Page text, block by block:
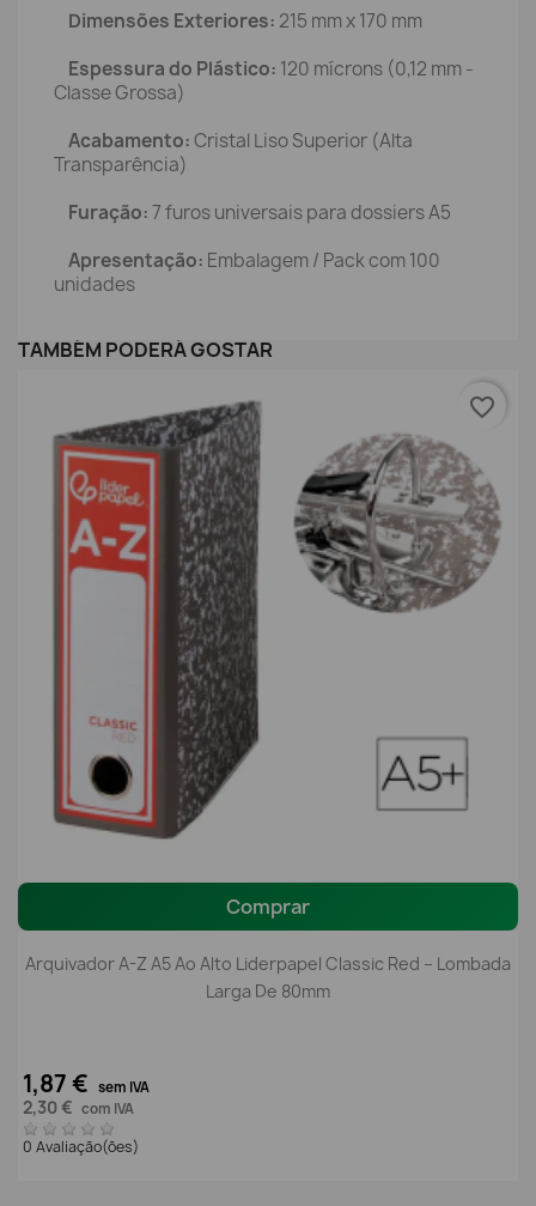
Dimensões Exteriores: 215 mm x 170 mm
Espessura do Plástico: 120 mícrons (0,12 mm -
Classe Grossa)
Acabamento:Cristal Liso Superior (Alta
Transparência)
Furação:7 furos universais para dossiers A5
Apresentação: Embalagem / Pack com 100
unidades
TAMBÉM PODERÁ GOSTAR
Comprar
Arquivador A-Z A5 Ao Alto Liderpapel Classic Red – Lombada
Larga De 80mm
1,87 € sem IVA
2,30 € com IVA
0 Avaliação(ões)
favorite_border